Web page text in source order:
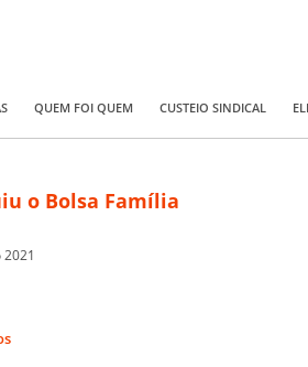
QUEM FOI QUEM CUSTEIO SINDICAL
o Bolsa Família
2021